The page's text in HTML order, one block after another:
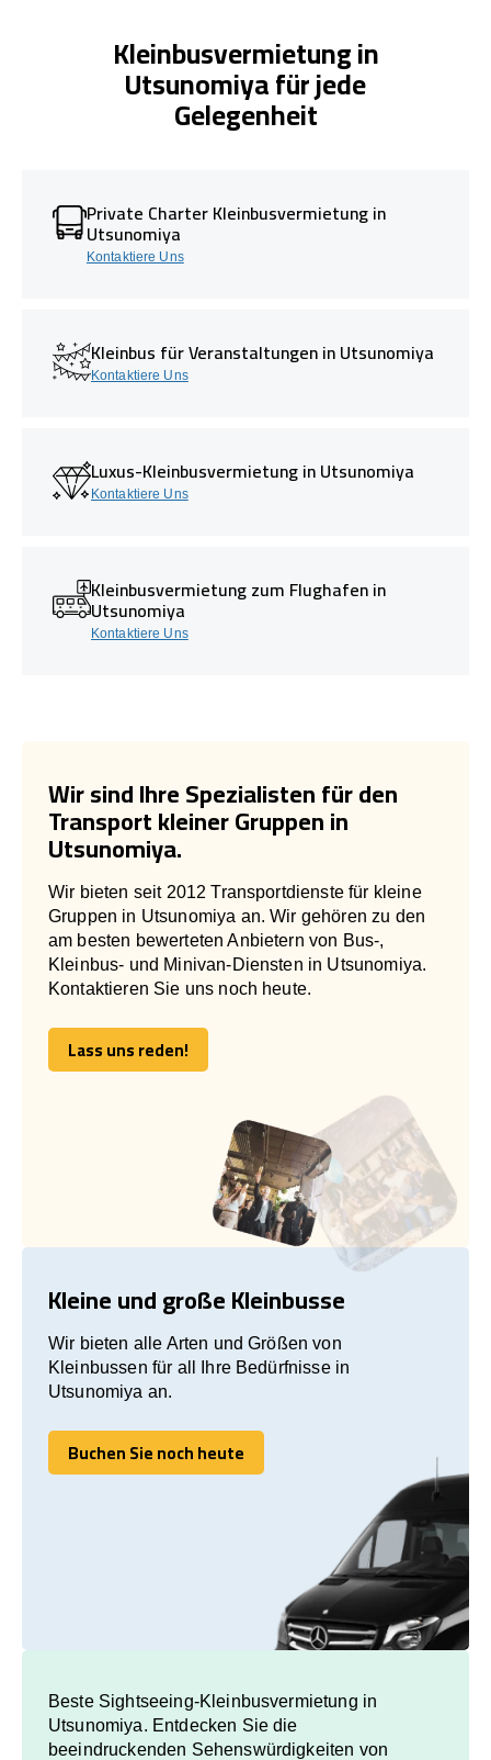
Kleinbusvermietung in
Utsunomiya für jede
Gelegenheit
Private Charter Kleinbusvermietung in
Utsunomiya
Kontaktiere Uns
Kleinbus für Veranstaltungen in Utsunomiya
Kontaktiere Uns
Luxus-Kleinbusvermietung in Utsunomiya
Kontaktiere Uns
Kleinbusvermietung zum Flughafen in
Utsunomiya
Kontaktiere Uns
Wir sind Ihre Spezialisten für den
Transport kleiner Gruppen in
Utsunomiya.
Wir bieten seit 2012 Transportdienste für kleine
Gruppen in Utsunomiya an. Wir gehören zu den
am besten bewerteten Anbietern von Bus-,
Kleinbus- und Minivan-Diensten in Utsunomiya.
Kontaktieren Sie uns noch heute.
Lass uns reden!
Lass uns reden!
Kleine und große Kleinbusse
Wir bieten alle Arten und Größen von
Kleinbussen für all Ihre Bedürfnisse in
Utsunomiya an.
Buchen Sie noch heute
Buchen Sie noch heute
Beste Sightseeing-Kleinbusvermietung in
Utsunomiya. Entdecken Sie die
beeindruckenden Sehenswürdigkeiten von